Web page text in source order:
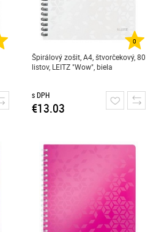
0
Špirálový zošit, A4, štvorčekový, 80
listov, LEITZ "Wow", biela
s DPH
€13.03